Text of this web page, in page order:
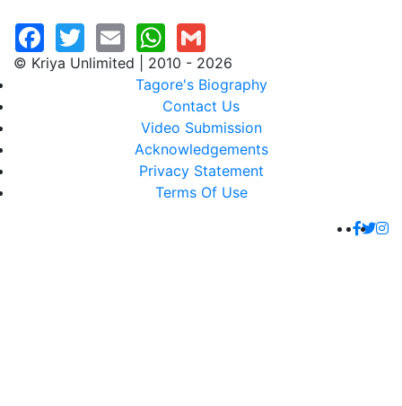
© Kriya Unlimited | 2010 - 2026
Tagore's Biography
Contact Us
Video Submission
Acknowledgements
Privacy Statement
Terms Of Use